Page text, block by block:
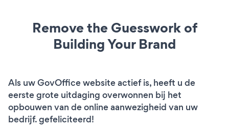
Remove the Guesswork of
Building Your Brand
Als uw GovOffice website actief is, heeft u de
eerste grote uitdaging overwonnen bij het
opbouwen van de online aanwezigheid van uw
bedrijf. gefeliciteerd!